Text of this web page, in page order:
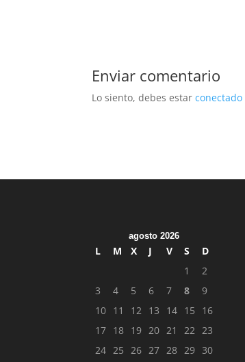
Enviar comentario
Lo siento, debes estarconectado
agosto 2026
L M X J V S
D
1
2
3
4 5 6 7 8
9
10 11 12 13 14 15
16
17 18 19 20 21 22 23
24 25 26 27 28 29 30